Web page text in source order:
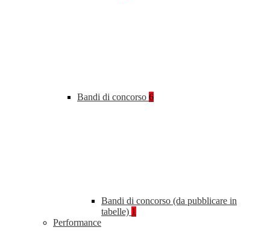
Bandi di concorso 6
Bandi di concorso (da pubblicare in
tabelle) 1
Performance